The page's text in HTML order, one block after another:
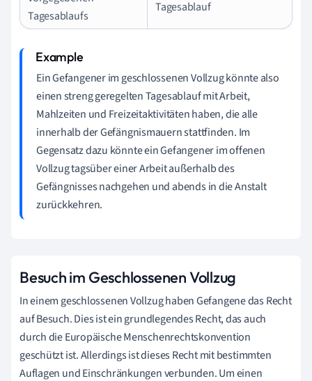
Tagesablaufs
Tagesablauf
Ein Gefangener im geschlossenen Vollzug könnte also
einen streng geregelten Tagesablauf mit Arbeit,
Mahlzeiten und Freizeitaktivitäten haben, die alle
innerhalb der Gefängnismauern stattfinden. Im
Gegensatz dazu könnte ein Gefangener im offenen
Vollzug tagsüber einer Arbeit außerhalb des
Gefängnisses nachgehen und abends in die Anstalt
zurückkehren.
Besuch im Geschlossenen Vollzug
In einem geschlossenen Vollzug haben Gefangene das Recht
auf Besuch. Dies ist ein grundlegendes Recht, das auch
durch die Europäische Menschenrechtskonvention
geschützt ist. Allerdings ist dieses Recht mit bestimmten
Auflagen und Einschränkungen verbunden. Um einen